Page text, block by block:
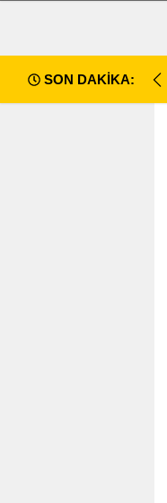
SON DAKİKA:
Hesaplara Yatıyor